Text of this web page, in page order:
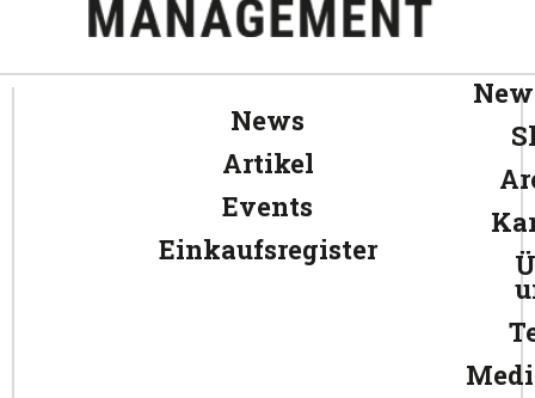
News
Artikel
Events
Einkaufsregister